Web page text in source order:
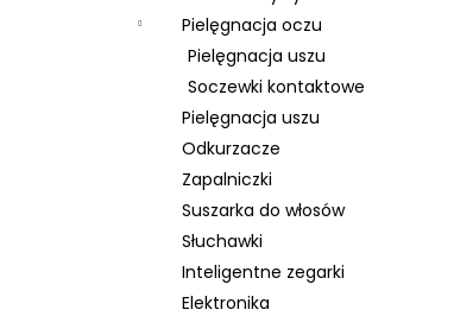
Pielęgnacja oczu
Pielęgnacja uszu
Soczewki kontaktowe
Pielęgnacja uszu
Odkurzacze
Zapalniczki
Suszarka do włosów
Słuchawki
Inteligentne zegarki
Elektronika